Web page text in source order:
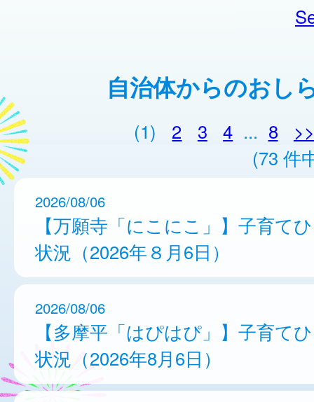
自治体からのおし
(1) 2 3 4 ... 8
>>
(73 件
2026/08/06
【万願寺「にこにこ」】子育て
状況（2026年８月6日）
2026/08/06
【多摩平「はぴはぴ」】子育て
状況（2026年8月6日）